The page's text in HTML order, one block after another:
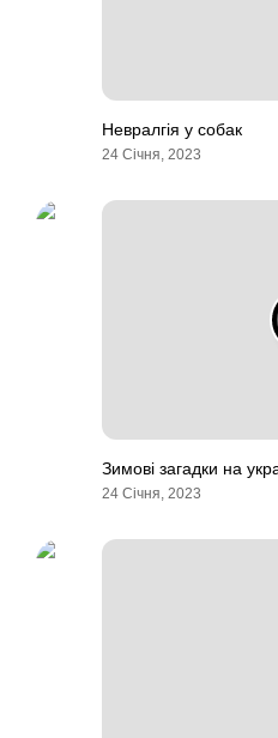
Невралгія у собак
24 Січня, 2023
Зимові загадки на
24 Січня, 2023